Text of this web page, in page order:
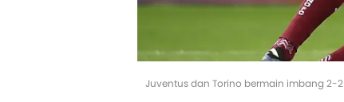
Juventus dan Torino bermain imbang 2-